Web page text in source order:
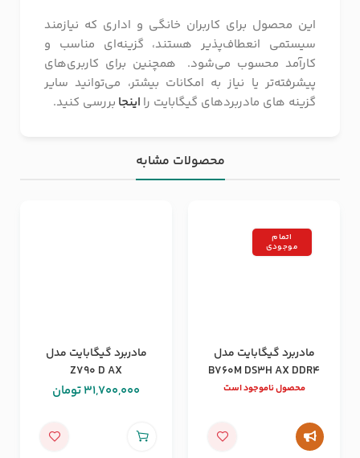
این محصول برای کاربران خانگی و اداری که نیازمند
سیستمی انعطاف‌پذیر هستند، گزینه‌ای مناسب و
کارآمد محسوب می‌شود. همچنین برای کاربری‌های
پیشرفته‌تر یا نیاز به امکانات بیشتر، می‌توانید سایر
گزینه های مادربردهای گیگابایت را اینجا بررسی کنید.
محصولات مشابه
اتمام
موجودی
مادربرد گیگابایت مدل
B760M DS3H AX DDR4
محصول ناموجود است
مادربرد گیگابایت مدل
Z790 D AX
31,700,000تومان